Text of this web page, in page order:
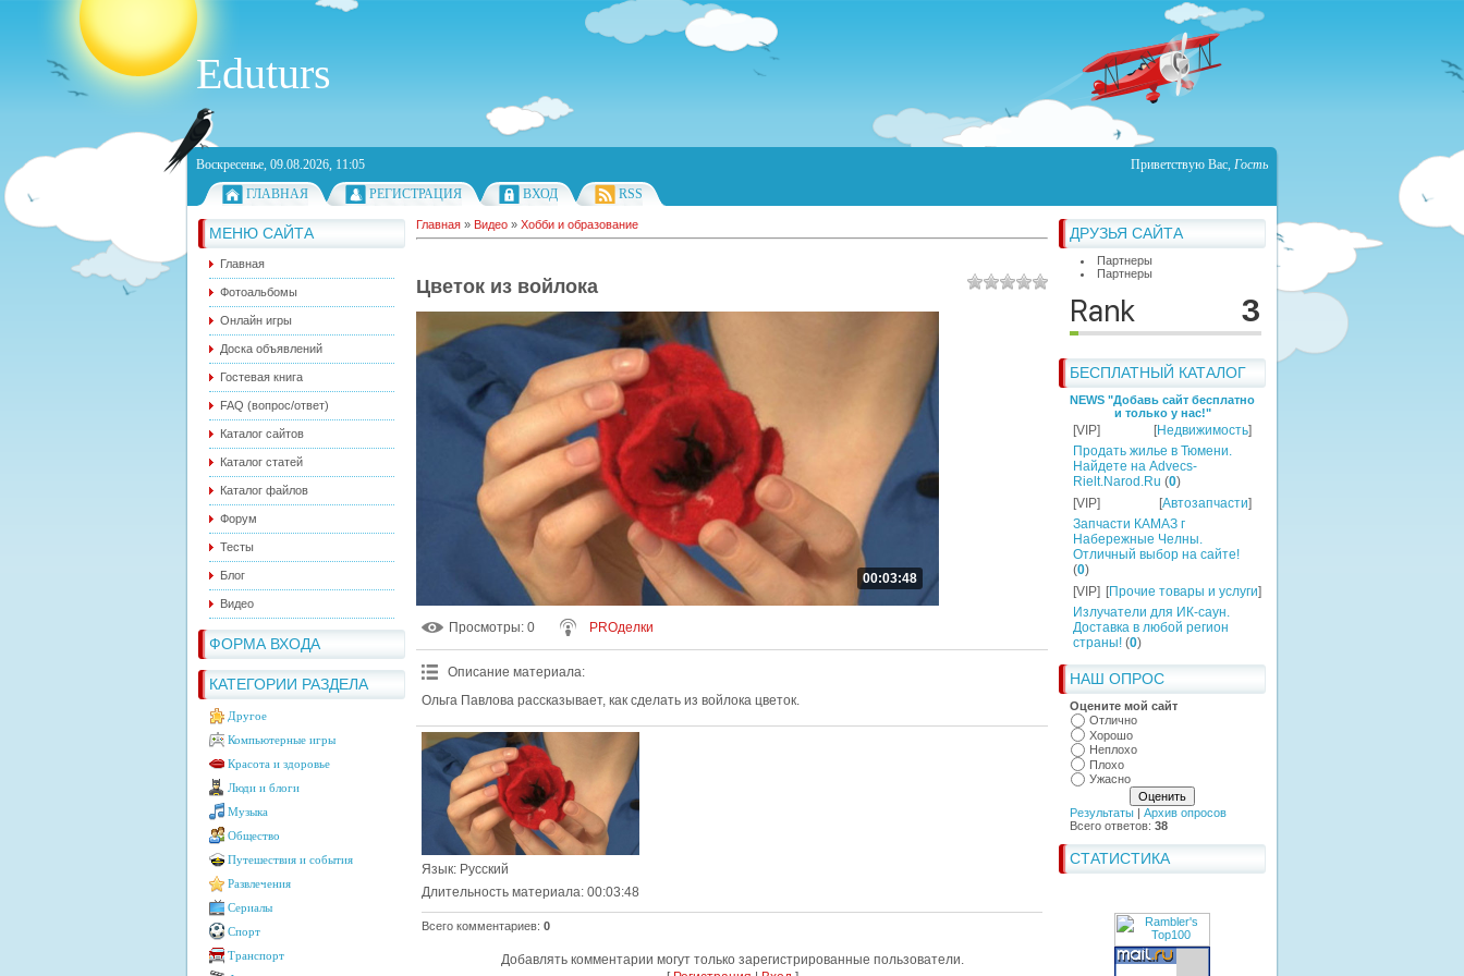
Eduturs
Воскресенье, 09.08.2026, 11:05 Приветствую Вас, Гость
ГЛАВНАЯ
РЕГИСТРАЦИЯ ВХОД RSS
МЕНЮ САЙТА
Главная
Фотоальбомы
Онлайн игры
Доска объявлений
Гостевая книга
FAQ (вопрос/ответ)
Каталог сайтов
Каталог статей
Каталог файлов
Форум
Тесты
Блог
Видео
ФОРМА ВХОДА
КАТЕГОРИИ РАЗДЕЛА
Другое
Компьютерные игры
Красота и здоровье
Люди и блоги
Музыка
Общество
Путешествия и события
Развлечения
Сериалы
Спорт
Транспорт
ДРУЗЬЯ САЙТА
Партнеры
Партнеры
БЕСПЛАТНЫЙ КАТАЛОГ
NEWS "Добавь сайт бесплатно
и только у нас!"
[VIP] [Недвижимость]
Продать жилье в Тюмени.
Найдете на Advecs-
Rielt.Narod.Ru (0)
[VIP]
[Автозапчасти]
Запчасти КАМАЗ г
Набережные Челны.
Отличный выбор на сайте!
(0)
[VIP] [Прочие товары и услуги]
Излучатели для ИК-саун.
Доставка в любой регион
страны! (0)
НАШ ОПРОС
Оцените мой сайт
Отлично
Хорошо
Неплохо
Плохо
Ужасно
Результаты | Архив опросов
Всего ответов: 38
СТАТИСТИКА
Главная » Видео » Хобби и образование
Цветок из войлока
00:03:48
Просмотры: 0 PROделки
Описание материала:
Ольга Павлова рассказывает, как сделать из войлока цветок.
Язык: Русский
Длительность материала: 00:03:48
Всего комментариев: 0
Добавлять комментарии могут только зарегистрированные пользователи.